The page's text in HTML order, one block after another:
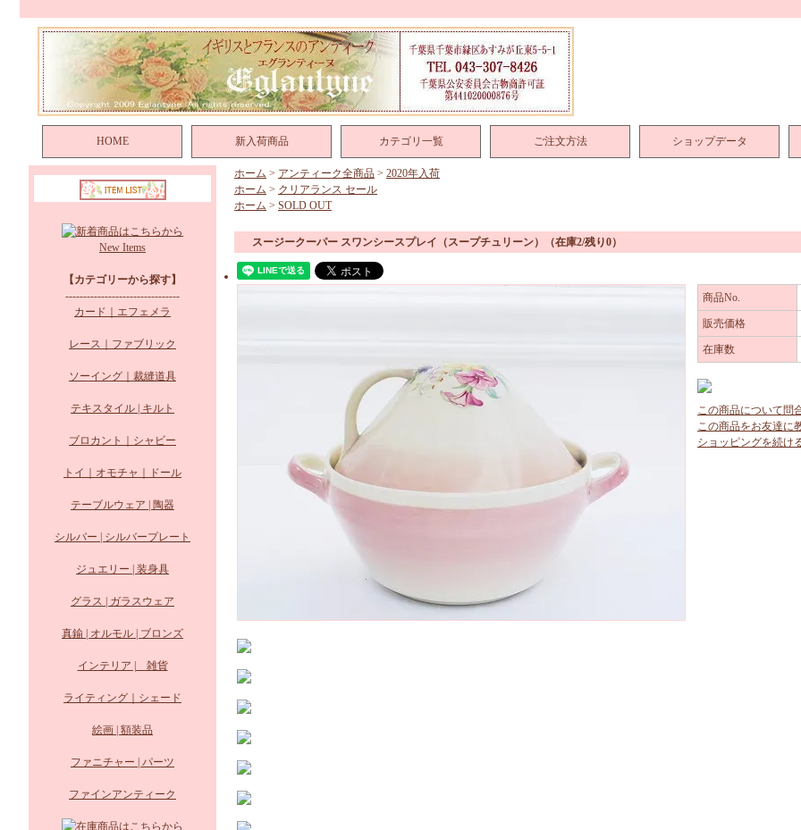
HOME 新入荷商品 カテゴリ一覧 ご注文方法 ショップデータ
New Items
【カテゴリーから探す】
--------------------------------
カード｜エフェメラ
レース｜ファブリック
ソーイング｜裁縫道具
テキスタイル | キルト
ブロカント｜シャビー
トイ｜オモチャ｜ドール
テーブルウェア | 陶器
シルバー | シルバープレート
ジュエリー | 装身具
グラス | ガラスウェア
真鍮 | オルモル | ブロンズ
インテリア | 雑貨
ライティング｜シェード
絵画 | 額装品
ファニチャー | パーツ
ファインアンティーク
ホーム > アンティーク全商品 > 2020年入荷
ホーム > クリアランス セール
ホーム > SOLD OUT
スージークーパー スワンシースプレイ（スープチュリーン） （在庫2/残り0）
商品No.
販売価格
在庫数
この商品について問
この商品をお友達に
ショッピングを続け